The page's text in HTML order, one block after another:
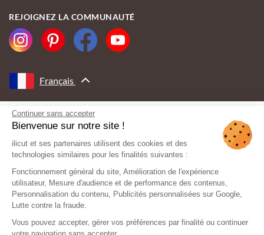
Continuer sans accepter
Bienvenue sur notre site !
ilicut et ses partenaires utilisent des cookies et des
technologies similaires pour les finalités suivantes :
Fonctionnement général du site, Amélioration de l'expérience
utilisateur, Mesure d'audience et de performance des contenus,
Personnalisation du contenu, Publicités personnalisées sur Google,
Lutte contre la fraude.
Vous pouvez accepter, gérer vos préférences par finalité ou continuer
REJOIGNEZ LA COMMUNAUTÉ
Français
AVEC LE SOUTIEN DE